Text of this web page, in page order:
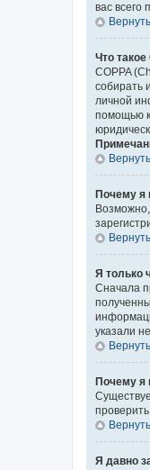
вас всего
Что такое
COPPA
собирать
личной
помощью
Почему я
Я только
Сначала
указали
Почему я
Я давно